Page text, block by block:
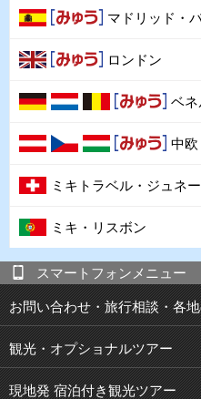
マドリッド・
ロンドン
ベネ
中欧
ミキトラベル・ジュネ
ミキ・リスボン
スマートフォンメニュー
お問い合わせ・旅行相談・各
観光・オプショナルツアー
現地発 宿泊付き観光ツアー